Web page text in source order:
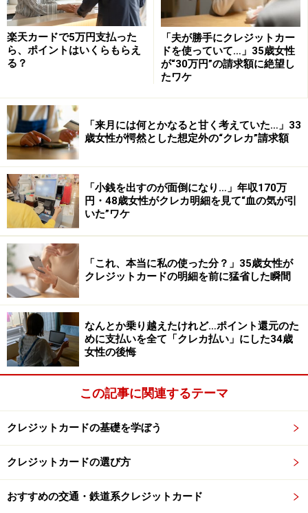
楽天カードで5万円支払った
ら、ポイントはいくらもらえ
る？
「夫が勝手にクレジットカー
ドを使っていて…」35歳女性
が“30万円”の請求額に絶望し
たワケ
「来月には何とかなると甘く考えていた…」33
歳女性が愕然とした想定外の“クレカ”請求額
「小銭を出すのが面倒になり…」年収170万
円・48歳女性がクレカ明細を見て“血の気が引
いた”ワケ
「これ、本当に私の使った分？」35歳女性が
クレジットカードの明細を前に猛省した瞬間
なんとか乗り越えたけれど…ポイント還元のた
めに支払いを全て「クレカ払い」にした34歳
女性の後悔
この記事に関連するテーマ
クレジットカードの基礎を学ぼう
クレジットカードの選び方
おすすめの交通・鉄道系クレジットカード